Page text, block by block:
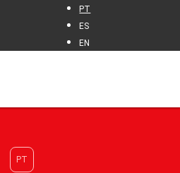
PT
ES
EN
PT